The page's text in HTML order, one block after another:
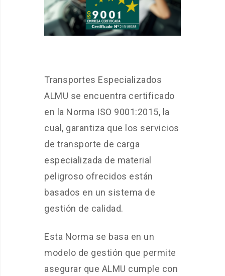
Transportes Especializados
ALMU se encuentra certificado
en la Norma ISO 9001:2015, la
cual, garantiza que los servicios
de transporte de carga
especializada de material
peligroso ofrecidos están
basados en un sistema de
gestión de calidad.
Esta Norma se basa en un
modelo de gestión que permite
asegurar que ALMU cumple con